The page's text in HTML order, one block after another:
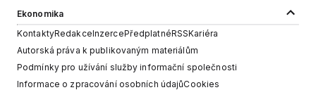
Ekonomika
KontaktyRedakceInzercePředplatnéRSSKariéra
Autorská práva k publikovaným materiálům
Podmínky pro užívání služby informační společnosti
Informace o zpracování osobních údajůCookies